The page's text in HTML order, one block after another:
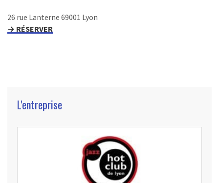
26 rue Lanterne 69001 Lyon
→ RÉSERVER
L'entreprise